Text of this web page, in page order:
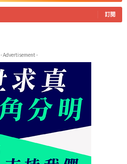
訂閱
- Advertisement -